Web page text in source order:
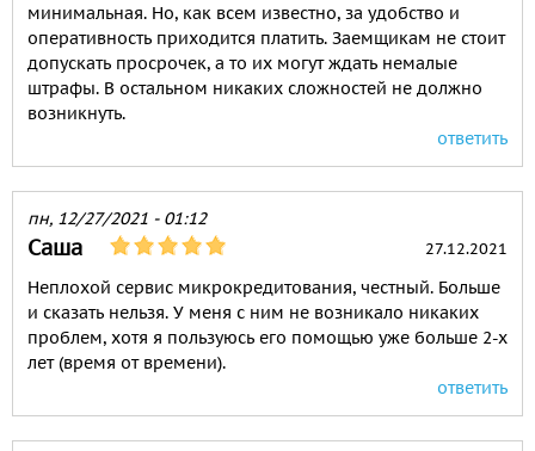
минимальная. Но, как всем известно, за удобство и
оперативность приходится платить. Заемщикам не стоит
допускать просрочек, а то их могут ждать немалые
штрафы. В остальном никаких сложностей не должно
возникнуть.
ответить
пн, 12/27/2021 - 01:12
Саша 27.12.2021
Неплохой сервис микрокредитования, честный. Больше
и сказать нельзя. У меня с ним не возникало никаких
проблем, хотя я пользуюсь его помощью уже больше 2-х
лет (время от времени).
ответить